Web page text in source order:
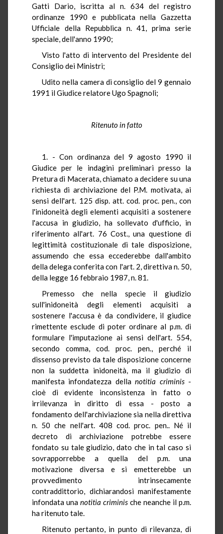
Gatti Dario, iscritta al n. 634 del registro
ordinanze 1990 e pubblicata nella Gazzetta
Ufficiale della Repubblica n. 41, prima serie
speciale, dell'anno 1990;
Visto l'atto di intervento del Presidente del
Consiglio dei Ministri;
Udito nella camera di consiglio del 9 gennaio
1991 il Giudice relatore Ugo Spagnoli;
Ritenuto in fatto
1. - Con ordinanza del 9 agosto 1990 il
Giudice per le indagini preliminari presso la
Pretura di Macerata, chiamato a decidere su una
richiesta di archiviazione del P.M. motivata, ai
sensi dell'art. 125 disp. att. cod. proc. pen., con
l'inidoneità degli elementi acquisiti a sostenere
l'accusa in giudizio, ha sollevato d'ufficio, in
riferimento all'art. 76 Cost., una questione di
legittimità costituzionale di tale disposizione,
assumendo che essa eccederebbe dall'ambito
della delega conferita con l'art. 2, direttiva n. 50,
della legge 16 febbraio 1987, n. 81.
Premesso che nella specie il giudizio
sull'inidoneità degli elementi acquisiti a
sostenere l'accusa è da condividere, il giudice
rimettente esclude di poter ordinare al p.m. di
formulare l'imputazione ai sensi dell'art. 554,
secondo comma, cod. proc. pen., perché il
dissenso previsto da tale disposizione concerne
non la suddetta inidoneità, ma il giudizio di
manifesta infondatezza dellanotitia criminis-
cioè di evidente inconsistenza in fatto o
irrilevanza in diritto di essa - posto a
fondamento dell'archiviazione sia nella direttiva
n. 50 che nell'art. 408 cod. proc. pen.. Né il
decreto di archiviazione potrebbe essere
fondato su tale giudizio, dato che in tal caso si
sovrapporrebbe a quella del p.m. una
motivazione diversa e si emetterebbe un
provvedimento intrinsecamente
contraddittorio, dichiarandosi manifestamente
infondata una notitia criminis che neanche il p.m.
ha ritenuto tale.
Ritenuto pertanto, in punto di rilevanza, di